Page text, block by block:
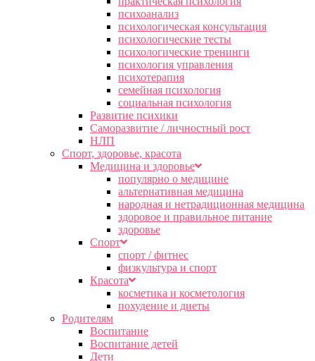
психоанализ
психологическая консультация
психологические тесты
психологические тренинги
психология управления
психотерапия
семейная психология
социальная психология
Развитие психики
Саморазвитие / личностный рост
НЛП
Спорт, здоровье, красота
Медицина и здоровье
популярно о медицине
альтернативная медицина
народная и нетрадиционная медицина
здоровое и правильное питание
здоровье
Спорт
спорт / фитнес
физкультура и спорт
Красота
косметика и косметология
похудение и диеты
Родителям
Воспитание
Воспитание детей
Дети